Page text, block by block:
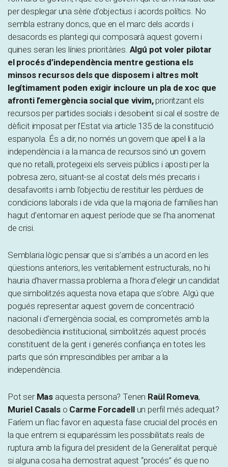
per desplegar una sèrie d’objectius i acords polítics. No
sembla estrany doncs, que en el marc dels acords i
desacords es plantegi qui composarà aquest govern i
quines seran les línies prioritàries. Algú pot voler pilotar
el procés d’independència mentre gestiona els
minsos recursos dels que disposem i altres molt
legítimament poden exigir incloure un pla de xoc que
afronti l’emergència social que vivim,prioritzant els
recursos per partides socials i desobeint si cal el sostre de
dèficit imposat per l’Estat via article 135 de la constitució
espanyola. És a dir, no només un govern que apel·li a la
independència i a la manca de recursos sinó un govern
que no retalli, protegeixi els serveis públics i aposti per la
pobresa zero, situant-se al costat dels més precaris i
desafavorits i amb l’objectiu de restituir les pèrdues de
condicions laborals i de vida que la majoria de famílies han
hagut d’entomar en aquest període que se l’ha anomenat
de crisi.
Semblaria lògic pensar que si s’arribés a un acord en les
qüestions anteriors, les veritablement estructurals, no hi
hauria d’haver massa problema a l’hora d’elegir un candidat
que simbolitzés aquesta nova etapa que s’obre. Algú que
pogués representar aquest govern de concentració
nacional i d’emergència social, es comprometés amb la
desobediència institucional, simbolitzés aquest procés
constituent de la gent i generés confiança en totes les
parts que són imprescindibles per arribar a la
independència.
Pot ser Mas aquesta persona? Tenen Raül Romeva,
Muriel Casalso Carme Forcadellun perfil més adequat?
Faríem un flac favor en aquesta fase crucial del procés en
la que entrem si equiparéssim les possibilitats reals de
ruptura amb la figura del president de la Generalitat perquè
si alguna cosa ha demostrat aquest “procés” és que no